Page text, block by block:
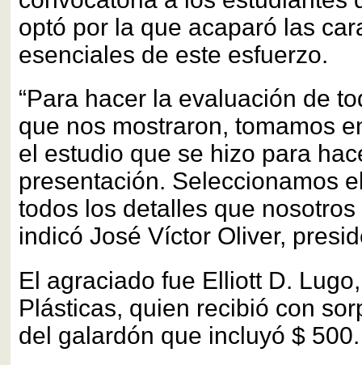
optó por la que acaparó las
esenciales de este esfuerzo.
“Para hacer la evaluación de
que nos mostraron, tomamos
el estudio que se hizo para
presentación. Seleccionamos
todos los detalles que nosotros
indicó José Víctor Oliver,
El agraciado fue Elliott D.
Plásticas, quien recibió con
del galardón que incluyó $ 500.